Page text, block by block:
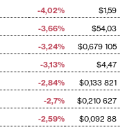
-4,02%
$1,59
-3,66%
$54,03
-3,24%
$0,679 105
-3,13%
$4,47
-2,84%
$0,133 821
-2,7%
$0,210 627
-2,59% $0,092 88